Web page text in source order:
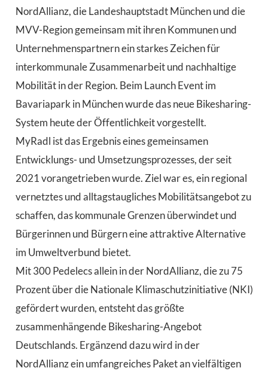
NordAllianz, die Landeshauptstadt München und die
MVV-Region gemeinsam mit ihren Kommunen und
Unternehmenspartnern ein starkes Zeichen für
interkommunale Zusammenarbeit und nachhaltige
Mobilität in der Region. Beim Launch Event im
Bavariapark in München wurde das neue Bikesharing-
System heute der Öffentlichkeit vorgestellt.
MyRadl ist das Ergebnis eines gemeinsamen
Entwicklungs- und Umsetzungsprozesses, der seit
2021 vorangetrieben wurde. Ziel war es, ein regional
vernetztes und alltagstaugliches Mobilitätsangebot zu
schaffen, das kommunale Grenzen überwindet und
Bürgerinnen und Bürgern eine attraktive Alternative
im Umweltverbund bietet.
Mit 300 Pedelecs allein in der NordAllianz, die zu 75
Prozent über die Nationale Klimaschutzinitiative (NKI)
gefördert wurden, entsteht das größte
zusammenhängende Bikesharing-Angebot
Deutschlands. Ergänzend dazu wird in der
NordAllianz ein umfangreiches Paket an vielfältigen